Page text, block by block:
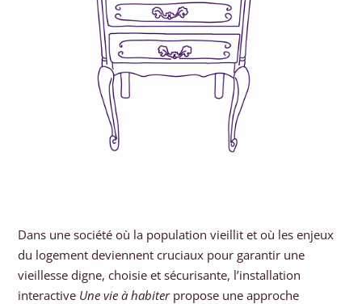
Dans une société où la population vieillit et où les enjeux
du logement deviennent cruciaux pour garantir une
vieillesse digne, choisie et sécurisante, l’installation
interactive Une vie à habiter propose une approche